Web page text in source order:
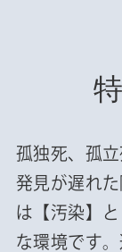
孤独死、孤
発見が遅れ
は【汚染】
な環境です